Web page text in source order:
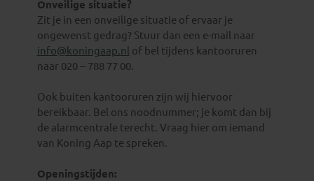
Onveilige situatie?
Zit je in een onveilige situatie of ervaar je
ongewenst gedrag? Stuur dan een e-mail naar
info@koningaap.nl of bel tijdens kantooruren
naar 020 – 788 77 00.
Ook buiten kantooruren zijn wij hiervoor
bereikbaar. Bel ons noodnummer; je komt dan bij
de alarmcentrale terecht. Vraag hier om iemand
van Koning Aap te spreken.
Openingstijden: